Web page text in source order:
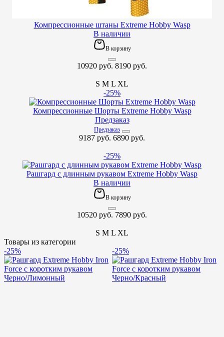
Компрессионные штаны Extreme Hobby Wasp
В наличии
В корзину
10920 руб. 8190 руб.
S M L XL
-25%
Компрессионные Шорты Extreme Hobby Wasp
Предзаказ
Предзаказ
9187 руб. 6890 руб.
-25%
Рашгард с длинным рукавом Extreme Hobby Wasp
В наличии
В корзину
10520 руб. 7890 руб.
S M L XL
Товары из категории
-25%
-25%